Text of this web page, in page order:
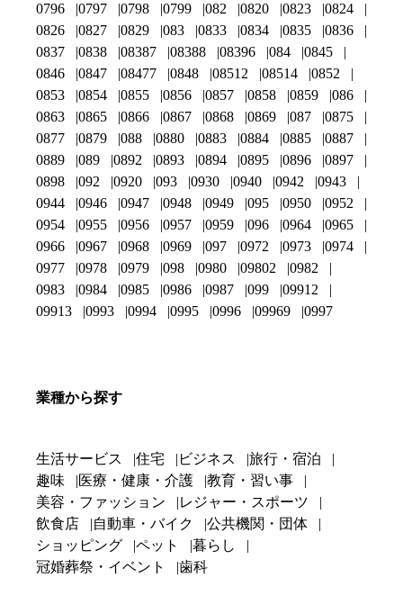
0796
0797 0798 0799 082 0820 0823
0824
0826
0827 0829 083 0833 0834 0835
0836
0837
0838 08387 08388 08396 084
0845
0846
0847 08477 0848 08512 08514
0852
0853
0854 0855 0856 0857 0858 0859
086
0863
0865 0866 0867 0868 0869 087
0875
0877
0879 088 0880 0883 0884 0885
0887
0889
089 0892 0893 0894 0895 0896
0897
0898
092 0920 093 0930 0940 0942
0943
0944
0946 0947 0948 0949 095 0950
0952
0954
0955 0956 0957 0959 096 0964
0965
0966
0967 0968 0969 097 0972 0973
0974
0977
0978 0979 098 0980 09802
0982
0983
0984 0985 0986 0987 099
09912
09913
0993 0994 0995 0996 09969 0997
業種から探す
生活サービス 住宅 ビジネス
旅行・宿泊
趣味
医療・健康・介護
教育・習い事
美容・ファッション
レジャー・スポーツ
飲食店
自動車・バイク
公共機関・団体
ショッピング
ペット
暮らし
冠婚葬祭・イベント
歯科